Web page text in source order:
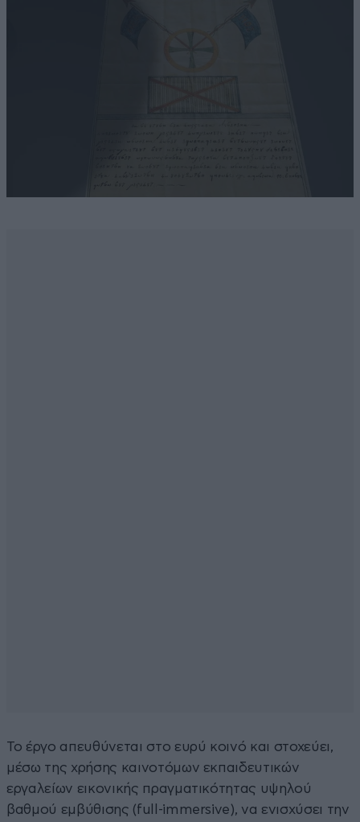
Το έργο απευθύνεται στο ευρύ κοινό και στοχεύει,
μέσω της χρήσης καινοτόμων εκπαιδευτικών
εργαλείων εικονικής πραγματικότητας υψηλού
βαθμού εμβύθισης (full-immersive), να ενισχύσει την